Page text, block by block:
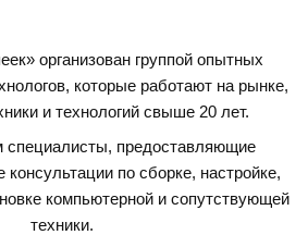
организован группой опытных
которые работают на рынке,
и технологий свыше 20 лет.
специалисты, предоставляющие
по сборке, настройке,
компьютерной и сопутствующей
техники.